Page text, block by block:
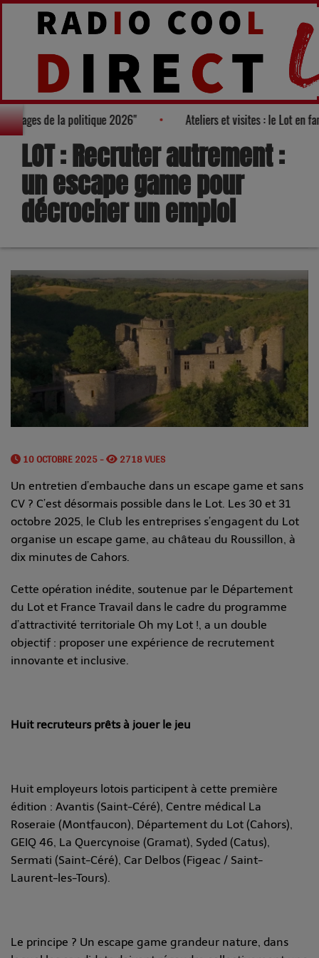
des "100 nouveaux visages de la politique 2026" Ateliers et
LOT : Recruter autrement :
un escape game pour
décrocher un emploi
10 OCTOBRE 2025 - 2718 VUES
Un entretien d’embauche dans un escape game et sans
CV ? C’est désormais possible dans le Lot. Les 30 et 31
octobre 2025, le Club les entreprises s’engagent du Lot
organise un escape game, au château du Roussillon, à
dix minutes de Cahors.
Cette opération inédite, soutenue par le Département
du Lot et France Travail dans le cadre du programme
d’attractivité territoriale Oh my Lot !, a un double
objectif : proposer une expérience de recrutement
innovante et inclusive.
Huit recruteurs prêts à jouer le jeu
Huit employeurs lotois participent à cette première
édition : Avantis (Saint-Céré), Centre médical La
Roseraie (Montfaucon), Département du Lot (Cahors),
GEIQ 46, La Quercynoise (Gramat), Syded (Catus),
Sermati (Saint-Céré), Car Delbos (Figeac / Saint-
Laurent-les-Tours).
Le principe ? Un escape game grandeur nature, dans